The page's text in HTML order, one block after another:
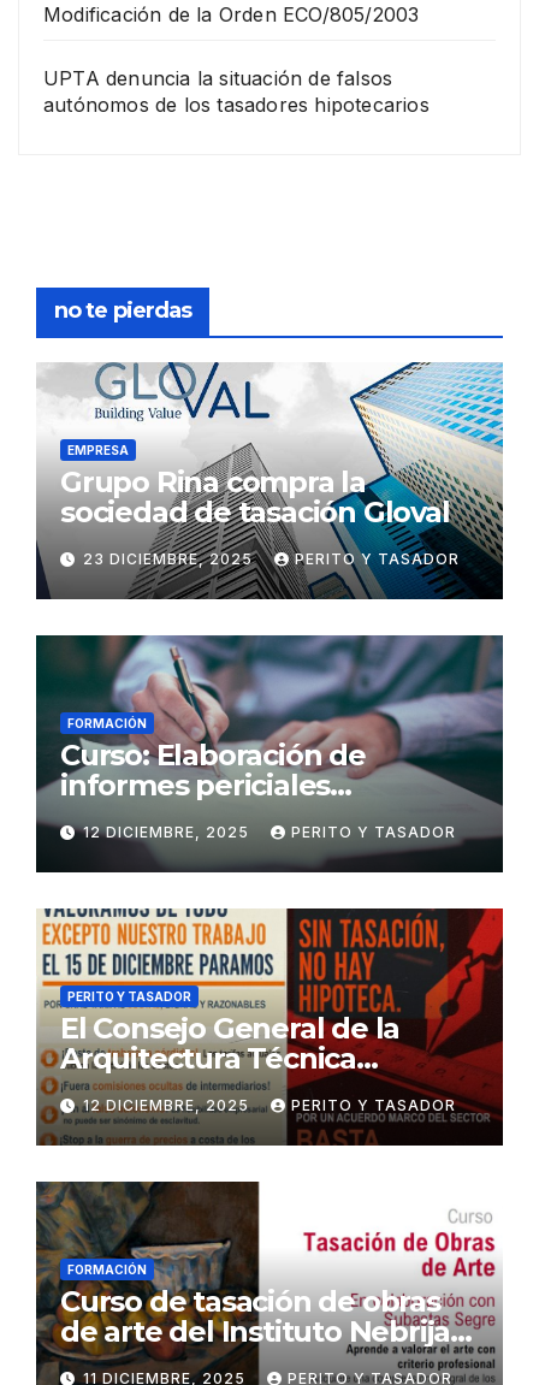
Modificación de la Orden ECO/805/2003
UPTA denuncia la situación de falsos
autónomos de los tasadores hipotecarios
no te pierdas
EMPRESA
Grupo Rina compra la
sociedad de tasación Gloval
23 DICIEMBRE, 2025 PERITO Y TASADOR
FORMACIÓN
Curso: Elaboración de
informes periciales
psicológicos en el ámbito
penal
12 DICIEMBRE, 2025 PERITO Y TASADOR
PERITO Y TASADOR
El Consejo General de la
Arquitectura Técnica
respalda la huelga de los
tasadores hipotecarios
12 DICIEMBRE, 2025 PERITO Y TASADOR
FORMACIÓN
Curso de tasación de obras
de arte del Instituto Nebrija
de Artes y Humanidades
11 DICIEMBRE, 2025 PERITO Y TASADOR